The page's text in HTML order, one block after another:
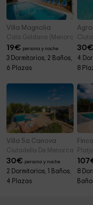
Villa Magnolia
Cala Galdana (Menorca)
19€ persona y noche
3 Dormitorios, 2 Baños,
6 Plazas
30€
4
8
Villa Sa Canova
Ciutadella De Menorca
30€ persona y noche
2 Dormitorios, 1 Baños,
4 Plazas
107
8